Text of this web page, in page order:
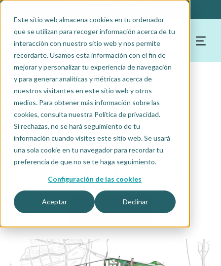
Este sitio web almacena cookies en tu ordenador
que se utilizan para recoger información acerca de tu
interacción con nuestro sitio web y nos permite
recordarte. Usamos esta información con el fin de
mejorar y personalizar tu experiencia de navegación
y para generar analíticas y métricas acerca de
nuestros visitantes en este sitio web y otros
medios. Para obtener más información sobre las
cookies, consulta nuestra Política de privacidad.
Si rechazas, no se hará seguimiento de tu
información cuando visites este sitio web. Se usará
una sola cookie en tu navegador para recordar tu
preferencia de que no se te haga seguimiento.
Configuración de las cookies
Aceptar Declinar
Zonas en Estudio
«Los Berrocales»
Inscríbete